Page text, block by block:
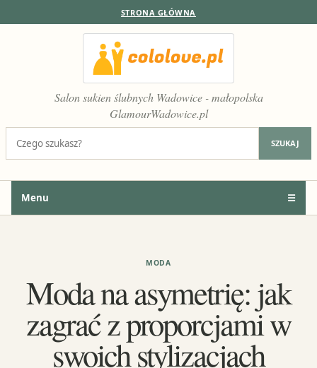
STRONA GŁÓWNA
Salon sukien ślubnych Wadowice - małopolska
GlamourWadowice.pl
SZUKAJ
Menu ☰
MODA
Moda na asymetrię: jak
zagrać z proporcjami w
swoich stylizacjach